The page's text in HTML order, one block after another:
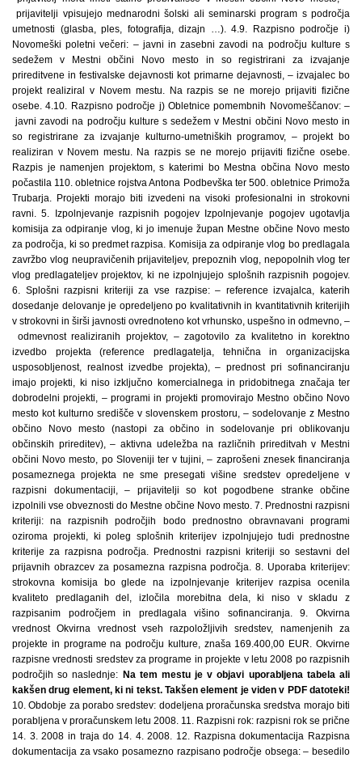
prijavitelji vpisujejo mednarodni šolski ali seminarski program s področja
umetnosti (glasba, ples, fotografija, dizajn …). 4.9. Razpisno področje i)
Novomeški poletni večeri: – javni in zasebni zavodi na področju kulture s
sedežem v Mestni občini Novo mesto in so registrirani za izvajanje
prireditvene in festivalske dejavnosti kot primarne dejavnosti, – izvajalec bo
projekt realiziral v Novem mestu. Na razpis se ne morejo prijaviti fizične
osebe. 4.10. Razpisno področje j) Obletnice pomembnih Novomeščanov: –
javni zavodi na področju kulture s sedežem v Mestni občini Novo mesto in
so registrirane za izvajanje kulturno-umetniških programov, – projekt bo
realiziran v Novem mestu. Na razpis se ne morejo prijaviti fizične osebe.
Razpis je namenjen projektom, s katerimi bo Mestna občina Novo mesto
počastila 110. obletnice rojstva Antona Podbevška ter 500. obletnice Primoža
Trubarja. Projekti morajo biti izvedeni na visoki profesionalni in strokovni
ravni. 5. Izpolnjevanje razpisnih pogojev Izpolnjevanje pogojev ugotavlja
komisija za odpiranje vlog, ki jo imenuje župan Mestne občine Novo mesto
za področja, ki so predmet razpisa. Komisija za odpiranje vlog bo predlagala
zavržbo vlog neupravičenih prijaviteljev, prepoznih vlog, nepopolnih vlog ter
vlog predlagateljev projektov, ki ne izpolnjujejo splošnih razpisnih pogojev.
6. Splošni razpisni kriteriji za vse razpise: – reference izvajalca, katerih
dosedanje delovanje je opredeljeno po kvalitativnih in kvantitativnih kriterijih
v strokovni in širši javnosti ovrednoteno kot vrhunsko, uspešno in odmevno, –
odmevnost realiziranih projektov, – zagotovilo za kvalitetno in korektno
izvedbo projekta (reference predlagatelja, tehnična in organizacijska
usposobljenost, realnost izvedbe projekta), – prednost pri sofinanciranju
imajo projekti, ki niso izključno komercialnega in pridobitnega značaja ter
dobrodelni projekti, – programi in projekti promovirajo Mestno občino Novo
mesto kot kulturno središče v slovenskem prostoru, – sodelovanje z Mestno
občino Novo mesto (nastopi za občino in sodelovanje pri oblikovanju
občinskih prireditev), – aktivna udeležba na različnih prireditvah v Mestni
občini Novo mesto, po Sloveniji ter v tujini, – zaprošeni znesek financiranja
posameznega projekta ne sme presegati višine sredstev opredeljene v
razpisni dokumentaciji, – prijavitelji so kot pogodbene stranke občine
izpolnili vse obveznosti do Mestne občine Novo mesto. 7. Prednostni razpisni
kriteriji: na razpisnih področjih bodo prednostno obravnavani programi
oziroma projekti, ki poleg splošnih kriterijev izpolnjujejo tudi prednostne
kriterije za razpisna področja. Prednostni razpisni kriteriji so sestavni del
prijavnih obrazcev za posamezna razpisna področja. 8. Uporaba kriterijev:
strokovna komisija bo glede na izpolnjevanje kriterijev razpisa ocenila
kvaliteto predlaganih del, izločila morebitna dela, ki niso v skladu z
razpisanim področjem in predlagala višino sofinanciranja. 9. Okvirna
vrednost Okvirna vrednost vseh razpoložljivih sredstev, namenjenih za
projekte in programe na področju kulture, znaša 169.400,00 EUR. Okvirne
razpisne vrednosti sredstev za programe in projekte v letu 2008 po razpisnih
področjih so naslednje: Na tem mestu je v objavi uporabljena tabela ali
kakšen drug element, ki ni tekst. Takšen element je viden v PDF datoteki!
10. Obdobje za porabo sredstev: dodeljena proračunska sredstva morajo biti
porabljena v proračunskem letu 2008. 11. Razpisni rok: razpisni rok se prične
14. 3. 2008 in traja do 14. 4. 2008. 12. Razpisna dokumentacija Razpisna
dokumentacija za vsako posamezno razpisano področje obsega: – besedilo